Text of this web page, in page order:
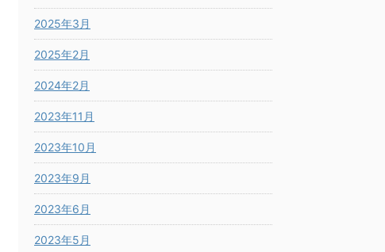
2025年3月
2025年2月
2024年2月
2023年11月
2023年10月
2023年9月
2023年6月
2023年5月